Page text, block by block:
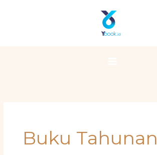
Main
Menu
Buku Tahunan